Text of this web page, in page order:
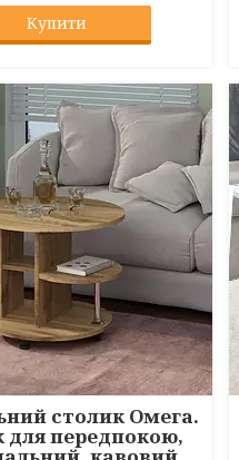
Купити
столик Омега.
для передпокою,